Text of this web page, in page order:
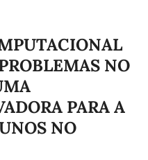
NO
PARA A
NO